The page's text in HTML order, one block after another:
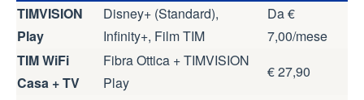
TIMVISION
Play
Disney+ (Standard),
Infinity+, Film TIM
Da €
7,00/mese
TIM WiFi
Casa + TV
Fibra Ottica + TIMVISION
Play
€ 27,90